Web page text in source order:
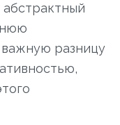
разницу